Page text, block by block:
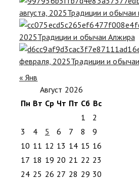
августа, 2025Традиции и
2025Традиции и обычаи Алжира
февраля, 2025Традиции и
« Янв
Август 2026
Пн Вт Ср Чт Пт Сб Вс
1
2
3
4 5 6 7 8
9
10 11 12 13 14 15 16
17 18 19 20 21 22 23
24 25 26 27 28 29 30